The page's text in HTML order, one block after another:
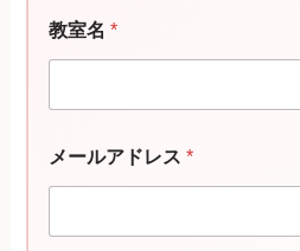
室
名
ア
ド
レ
教
教室名*
メールアドレス*